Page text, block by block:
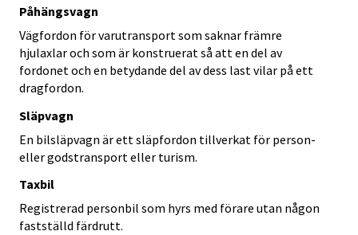
Påhängsvagn
Vägfordon för varutransport som saknar främre
hjulaxlar och som är konstruerat så att en del av
fordonet och en betydande del av dess last vilar på ett
dragfordon.
Släpvagn
En bilsläpvagn är ett släpfordon tillverkat för person-
eller godstransport eller turism.
Taxbil
Registrerad personbil som hyrs med förare utan någon
fastställd färdrutt.